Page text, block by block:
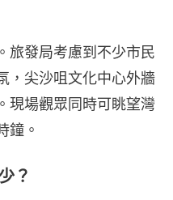
旅發局考慮到不少市民
，尖沙咀文化中心外牆
現場觀眾同時可眺望灣
鐘。
？